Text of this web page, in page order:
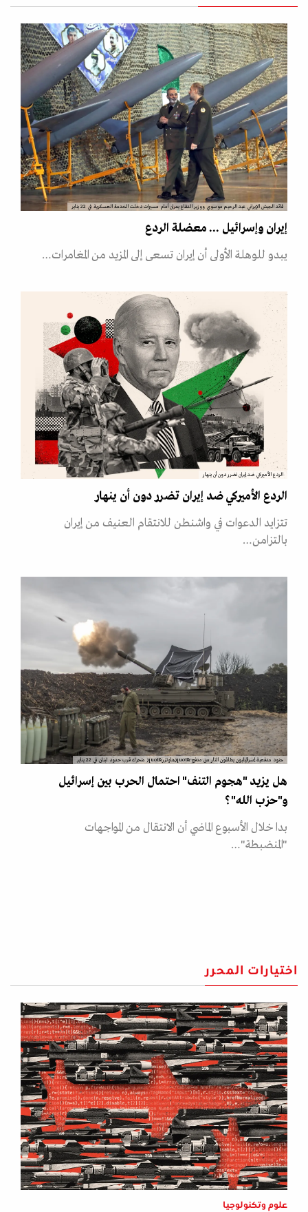
قائد الجيش الإيراني عبد الرحيم موسوي ووزير الدفاع يمران أمام مسيرات دخلت الخدمة العسكرية في 22 يناير
إيران وإسرائيل ... معضلة الردع
يبدو للوهلة الأولى أن إيران تسعى إلى المزيد من المغامرات…
الردع الأميركي ضد إيران تضرر دون أن ينهار
الردع الأميركي ضد إيران تضرر دون أن ينهار
تتزايد الدعوات في واشنطن للانتقام العنيف من إيران
بالتزامن…
جنود مدفعية إسرائيليون يطلقون النار من مدفع &quot;هاوتزر&quot; متحرك قرب حدود لبنان في 22 يناير
هل يزيد "هجوم التنف" احتمال الحرب بين إسرائيل
و"حزب الله"؟
بدا خلال الأسبوع الماضي أن الانتقال من المواجهات
"المنضبطة"…
اختيارات المحرر
علوم وتكنولوجيا